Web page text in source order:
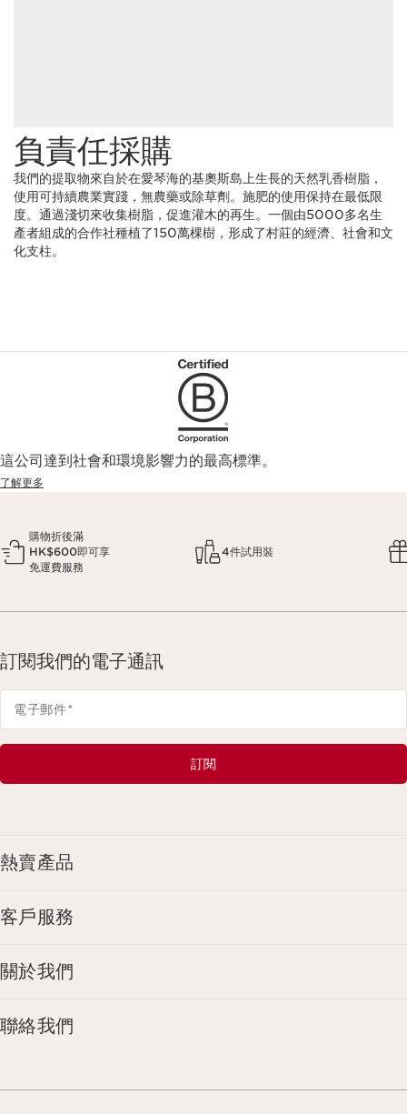
負責任採購
我們的提取物來自於在愛琴海的基奧斯島上生長的天然乳香樹脂，
使用可持續農業實踐，無農藥或除草劑。施肥的使用保持在最低限
度。通過淺切來收集樹脂，促進灌木的再生。一個由5000多名生
產者組成的合作社種植了150萬棵樹，形成了村莊的經濟、社會和文
化支柱。
這公司達到社會和環境影響力的最高標準。
了解更多
購物折後滿
HK$600即可享
免運費服務
4件試用裝
訂閱我們的電子通訊
電子郵件*
訂閱
熱賣產品
客戶服務
關於我們
聯絡我們